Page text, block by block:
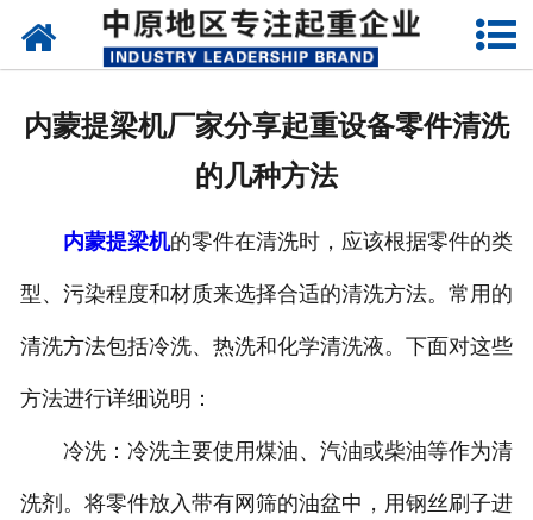
网站首页
企业视频
联系我们
内蒙提梁机厂家分享起重设备零件清洗
的几种方法
内蒙提梁机的零件在清洗时，应该根据零件的类
型、污染程度和材质来选择合适的清洗方法。常用的
清洗方法包括冷洗、热洗和化学清洗液。下面对这些
方法进行详细说明：
冷洗：冷洗主要使用煤油、汽油或柴油等作为清
洗剂。将零件放入带有网筛的油盆中，用钢丝刷子进